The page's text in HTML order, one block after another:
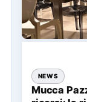
NEWS
Mucca